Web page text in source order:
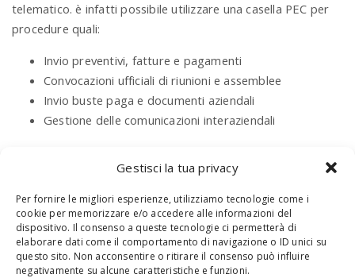
Gestisci la tua privacy
Per fornire le migliori esperienze, utilizziamo tecnologie come i
cookie per memorizzare e/o accedere alle informazioni del
dispositivo. Il consenso a queste tecnologie ci permetterà di
elaborare dati come il comportamento di navigazione o ID unici su
questo sito. Non acconsentire o ritirare il consenso può influire
negativamente su alcune caratteristiche e funzioni.
telematico. è infatti possibile utilizzare una casella PEC per
procedure quali:
Invio preventivi, fatture e pagamenti
Convocazioni ufficiali di riunioni e assemblee
Invio buste paga e documenti aziendali
Gestione delle comunicazioni interaziendali
Gestione contratti
Invio documenti a Pubbliche Amministrazioni
Conclusioni